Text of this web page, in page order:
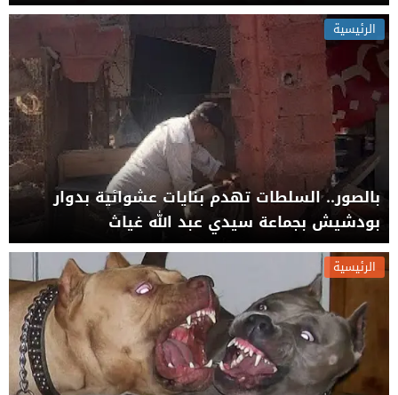
الرئيسية
بالصور.. السلطات تهدم بنايات عشوائية بدوار
بودشيش بجماعة سيدي عبد الله غياث
الرئيسية